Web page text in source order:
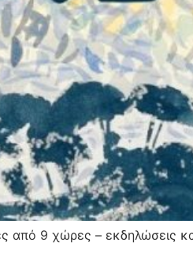
από 9 χώρες – εκδηλώσεις